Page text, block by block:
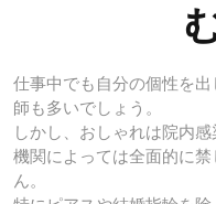
仕事中でも自分の個性を
師も多いでしょう。
しかし、おしゃれは院内
機関によっては全面的に
ん。